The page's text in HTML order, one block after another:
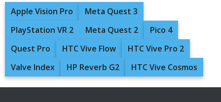
Apple Vision Pro
Meta Quest 3
PlayStation VR 2
Meta Quest 2
Pico 4
Quest Pro
HTC Vive Flow
HTC Vive Pro 2
Valve Index
HP Reverb G2 HTC Vive Cosmos